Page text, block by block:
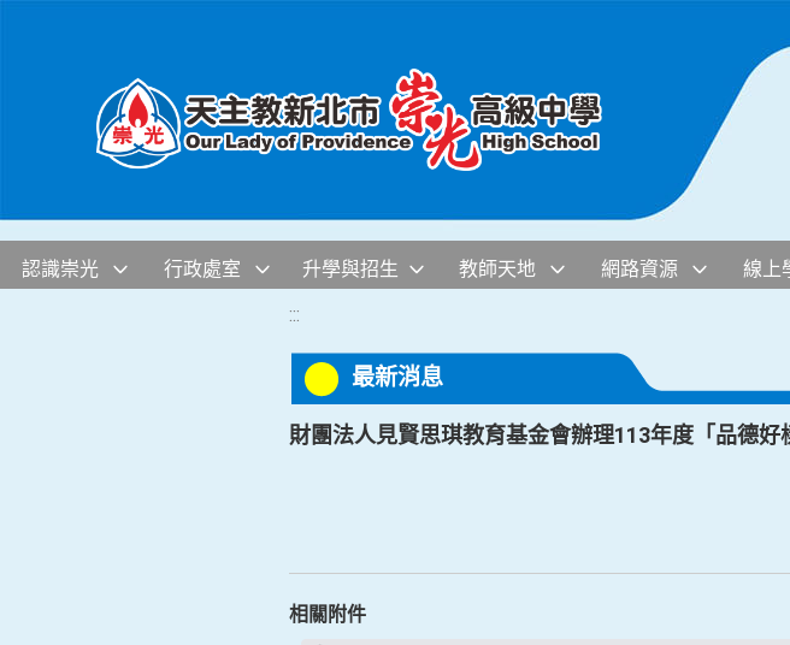
認識崇光 行政處室 升學與招生 教師天地 網路資源 線上
:::
最新消息
財團法人見賢思琪教育基金會辦理113年度「品德
相關附件